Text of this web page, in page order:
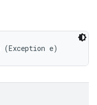
(Exception e)